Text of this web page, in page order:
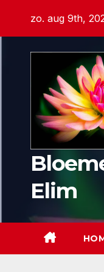
zo. aug 9th,
Elim